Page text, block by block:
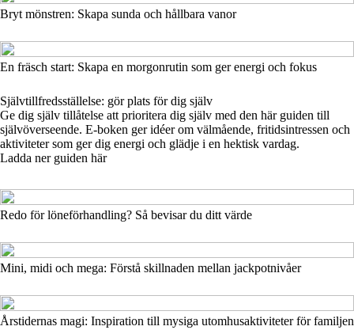
Bryt mönstren: Skapa sunda och hållbara vanor
En fräsch start: Skapa en morgonrutin som ger energi och fokus
Självtillfredsställelse: gör plats för dig själv
Ge dig själv tillåtelse att prioritera dig själv med den här guiden till
självöverseende. E-boken ger idéer om välmående, fritidsintressen och
aktiviteter som ger dig energi och glädje i en hektisk vardag.
Ladda ner guiden här
Redo för löneförhandling? Så bevisar du ditt värde
Mini, midi och mega: Förstå skillnaden mellan jackpotnivåer
Årstidernas magi: Inspiration till mysiga utomhusaktiviteter för familjen